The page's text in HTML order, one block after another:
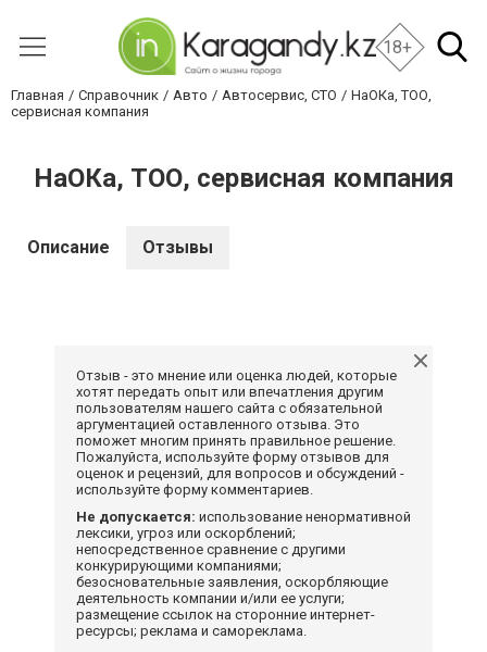
18+
Главная Справочник Авто Автосервис, СТО
НаОКа, ТОО,
сервисная компания
НаОКа, ТОО, сервисная компания
Описание Отзывы
Отзыв - это мнение или оценка людей, которые
хотят передать опыт или впечатления другим
пользователям нашего сайта с обязательной
аргументацией оставленного отзыва. Это
поможет многим принять правильное решение.
Пожалуйста, используйте форму отзывов для
оценок и рецензий, для вопросов и обсуждений -
используйте форму комментариев.
Не допускается: использование ненормативной
лексики, угроз или оскорблений;
непосредственное сравнение с другими
конкурирующими компаниями;
безосновательные заявления, оскорбляющие
деятельность компании и/или ее услуги;
размещение ссылок на сторонние интернет-
ресурсы; реклама и самореклама.